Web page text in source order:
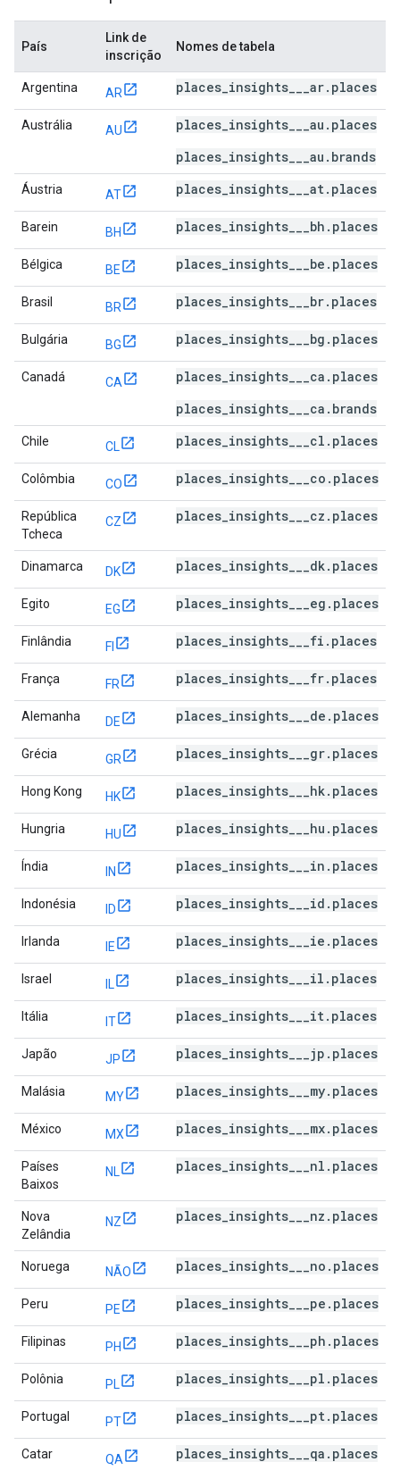
País
Link de
inscrição
Nomes de tabela
Argentina AR places_insights___ar.places
Austrália AU
places_insights___au.places
places_insights___au.brands
Áustria AT places_insights___at.places
Barein BH places_insights___bh.places
Bélgica BE places_insights___be.places
Brasil BR places_insights___br.places
Bulgária BG places_insights___bg.places
Canadá CA
places_insights___ca.places
places_insights___ca.brands
Chile CL places_insights___cl.places
Colômbia CO places_insights___co.places
República
Tcheca
CZ places_insights___cz.places
Dinamarca DK places_insights___dk.places
Egito EG places_insights___eg.places
Finlândia FI places_insights___fi.places
França FR places_insights___fr.places
Alemanha DE places_insights___de.places
Grécia GR places_insights___gr.places
Hong Kong HK places_insights___hk.places
Hungria HU places_insights___hu.places
Índia IN places_insights___in.places
Indonésia ID places_insights___id.places
Irlanda IE places_insights___ie.places
Israel IL places_insights___il.places
Itália IT places_insights___it.places
Japão JP places_insights___jp.places
Malásia MY places_insights___my.places
México MX places_insights___mx.places
Países
Baixos
NL places_insights___nl.places
Nova
Zelândia
NZ places_insights___nz.places
Noruega NÃO places_insights___no.places
Peru PE places_insights___pe.places
Filipinas PH places_insights___ph.places
Polônia PL places_insights___pl.places
Portugal PT places_insights___pt.places
Catar QA places_insights___qa.places